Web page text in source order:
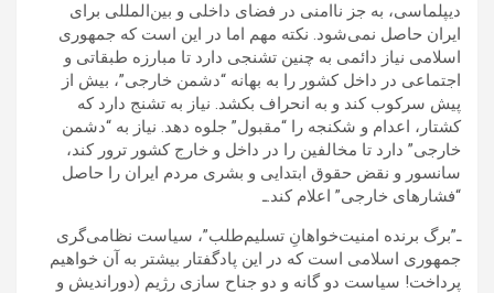
دیپلماسی، به جز ناامنی در فضای داخلی و بین‌المللی برای
ایران حاصل نمی‌شود. نکته مهم اما در این است که جمهوری
اسلامی نیاز دائمی به چنین تشنجی دارد تا مبارزه طبقاتی و
اجتماعی در داخل کشور را به بهانه “دشمن خارجی”، بیش از
پیش سرکوب کند و به انحراف بکشد. نیاز به تشنج دارد که
کشتار، اعدام و شکنجه را “مقبول” جلوه دهد. نیاز به “دشمن
خارجی” دارد تا مخالفین را در داخل و خارج کشور ترور کند،
سانسور و نقض حقوق ابتدایی و بشری مردم ایران را حاصل
“فشارهای خارجی” اعلام کند.ـ
ـ”برگ برنده امنیت‌خواهانِ تسلیم‌طلب”، سیاست نظامی‌گری
جمهوری اسلامی است که در این پادگفتار بیشتر به آن خواهیم
پرداخت! سیاست دو گانه و دو جناح سازی رژیم (دوراندیش و